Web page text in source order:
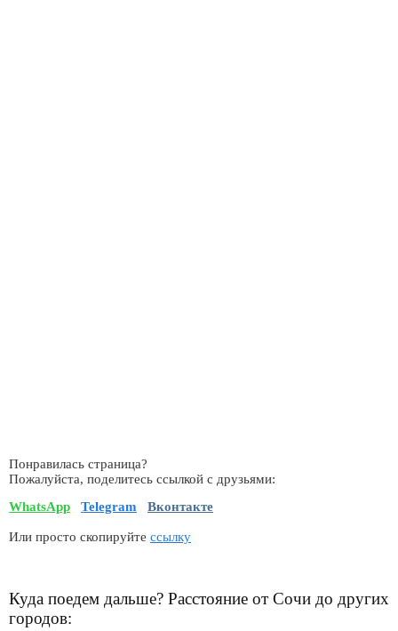
Понравилась страница?
Пожалуйста, поделитесь ссылкой с друзьями:
WhatsApp
Telegram Вконтакте
Или просто скопируйте ссылку
Куда поедем дальше? Расстояние от Сочи до других
городов: